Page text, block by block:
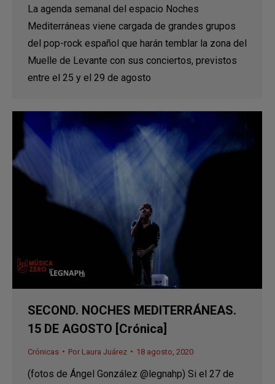
La agenda semanal del espacio Noches
Mediterráneas viene cargada de grandes grupos
del pop-rock español que harán temblar la zona del
Muelle de Levante con sus conciertos, previstos
entre el 25 y el 29 de agosto
SECOND. NOCHES MEDITERRÁNEAS.
15 DE AGOSTO [Crónica]
Crónicas Por Laura Juárez 18 agosto, 2020
(fotos de Ángel González @legnahp) Si el 27 de